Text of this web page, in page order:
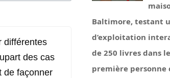
différentes
des cas
de façonner
Baltimore, testant
d’exploitation
de 250 livres dans
première personne